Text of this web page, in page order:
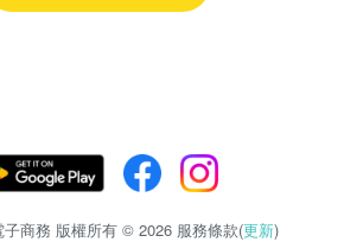
子商務 版權所有 © 2026 服務條款(更新)